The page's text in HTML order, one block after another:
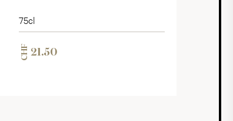
75cl
CHF 21.50